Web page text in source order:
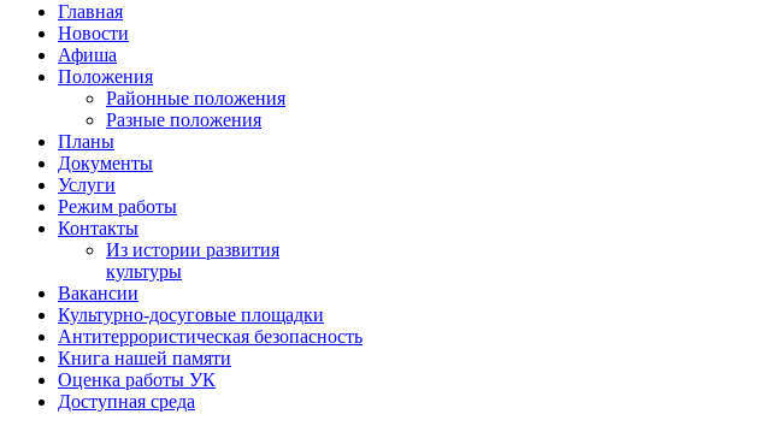
Главная
Новости
Афиша
Положения
Районные положения
Разные положения
Планы
Документы
Услуги
Режим работы
Контакты
Из истории развития
культуры
Вакансии
Культурно-досуговые площадки
Антитеррористическая безопасность
Книга нашей памяти
Оценка работы УК
Доступная среда